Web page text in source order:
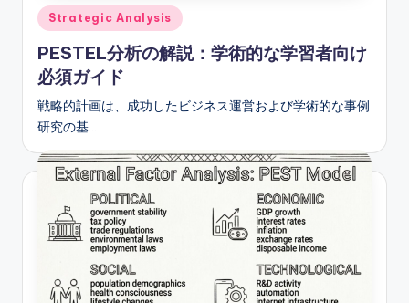
Posted
in
Strategic Analysis
PESTEL分析の解説：学術的な学習者向け
必須ガイド
戦略的計画は、成功したビジネス運営および学術的な事例
研究の基…